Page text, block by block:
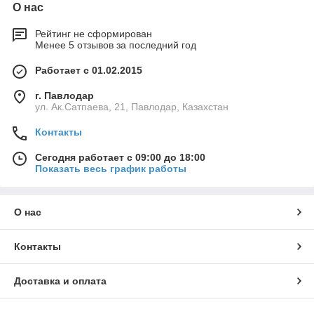
О нас
Рейтинг не сформирован
Менее 5 отзывов за последний год
Работает с 01.02.2015
г. Павлодар
ул. Ак.Сатпаева, 21, Павлодар, Казахстан
Контакты
Сегодня работает с 09:00 до 18:00
Показать весь график работы
О нас
Контакты
Доставка и оплата